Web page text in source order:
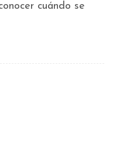
cuándo se